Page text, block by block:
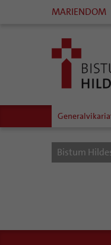
MARIENDOM
Bistum